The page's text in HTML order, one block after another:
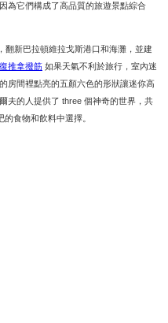
為它們構成了高品質的旅遊景點綜合
翻新巴拉頓維拉戈斯港口和海灘，並建
推拿撥筋 如果天氣不利於旅行，室內迷
房間裡點亮的五顏六色的形狀讓迷你高
夫的人提供了 three 個神奇的世界，共
食物和飲料中選擇。